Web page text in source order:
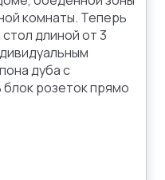
комнаты. Теперь
длиной от 3
дуба с
розеток прямо